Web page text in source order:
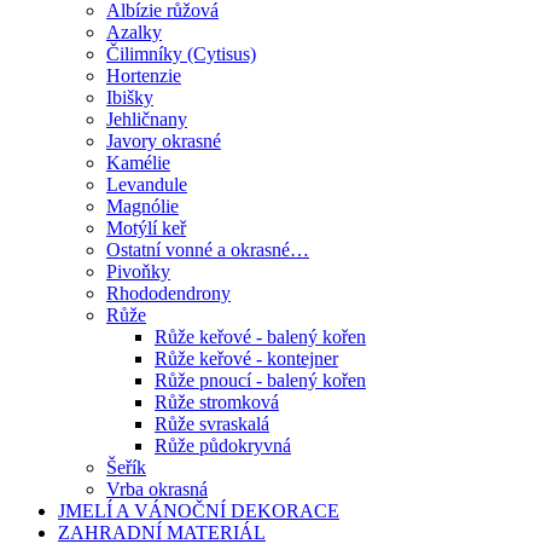
Albízie růžová
Azalky
Čilimníky (Cytisus)
Hortenzie
Ibišky
Jehličnany
Javory okrasné
Kamélie
Levandule
Magnólie
Motýlí keř
Ostatní vonné a okrasné…
Pivoňky
Rhododendrony
Růže
Růže keřové - balený kořen
Růže keřové - kontejner
Růže pnoucí - balený kořen
Růže stromková
Růže svraskalá
Růže půdokryvná
Šeřík
Vrba okrasná
JMELÍ A VÁNOČNÍ DEKORACE
ZAHRADNÍ MATERIÁL